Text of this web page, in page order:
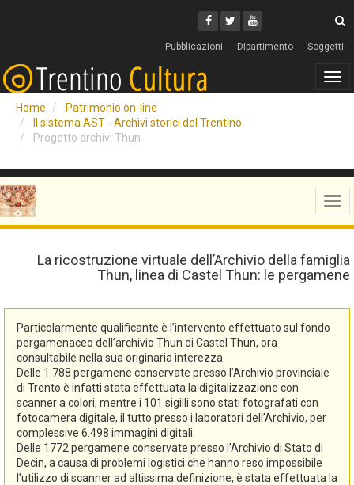
Facebook
Twitter
Youtube
Pubblicazioni Dipartimento Soggetti
Home
Patrimonio on-line
Il sistema AST - Archivi storici del Trentino
Progetto archivi Thun
La ricostruzione virtuale dell’Archivio della famiglia
Thun, linea di Castel Thun: le pergamene
Particolarmente qualificante è l’intervento effettuato sul fondo
pergamenaceo dell’archivio Thun di Castel Thun, ora
consultabile nella sua originaria interezza.
Delle 1.788 pergamene conservate presso l’Archivio provinciale
di Trento è infatti stata effettuata la digitalizzazione con
scanner a colori, mentre i 101 sigilli sono stati fotografati con
fotocamera digitale, il tutto presso i laboratori dell’Archivio, per
complessive 6.498 immagini digitali.
Delle 1772 pergamene conservate presso l’Archivio di Stato di
Decin, a causa di problemi logistici che hanno reso impossibile
l’utilizzo di scanner ad altissima definizione, è stata effettuata la